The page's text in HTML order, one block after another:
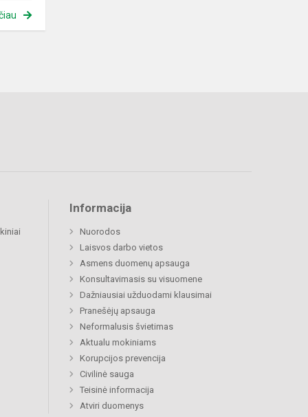
Informacija
Nuorodos
Laisvos darbo vietos
Asmens duomenų apsauga
Konsultavimasis su visuomene
Dažniausiai užduodami klausimai
Pranešėjų apsauga
Neformalusis švietimas
Aktualu mokiniams
Korupcijos prevencija
Civilinė sauga
Teisinė informacija
Atviri duomenys